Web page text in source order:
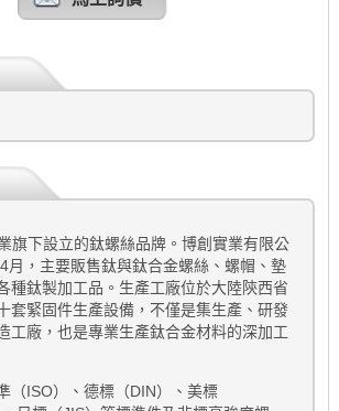
旗下設立的鈦螺絲品牌。博創實業有限公
月，主要販售鈦與鈦合金螺絲、螺帽、墊
種鈦製加工品。生產工廠位於大陸陝西省
套緊固件生產設備，不僅是集生產、研發
工廠，也是專業生產鈦合金材料的深加工
（ISO）、德標（DIN）、美標